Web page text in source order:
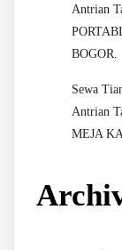
Antrian
BOGOR.
Sewa
Antrian
MEJA